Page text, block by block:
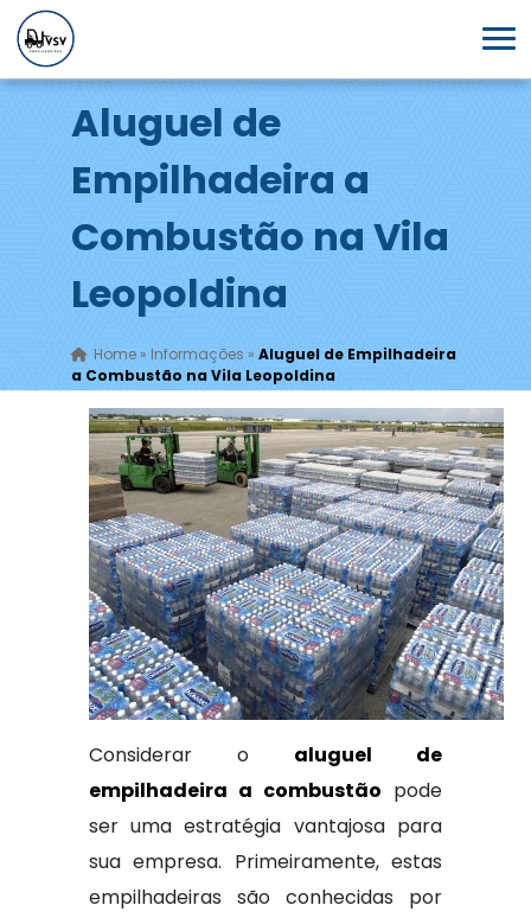
Aluguel de
Empilhadeira a
Combustão na Vila
Leopoldina
Home» Informações » Aluguel de Empilhadeira
a Combustão na Vila Leopoldina
Considerar o aluguel de
empilhadeira a combustão pode
ser uma estratégia vantajosa para
sua empresa. Primeiramente, estas
empilhadeiras são conhecidas por